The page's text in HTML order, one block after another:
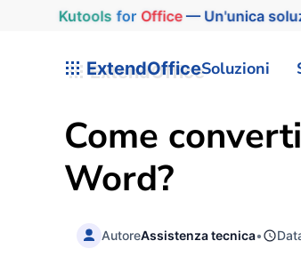
Kutools for Office— Un'unica
ExtendOfficeSoluzioni
Come
Word?
AutoreAssistenza tecnica•